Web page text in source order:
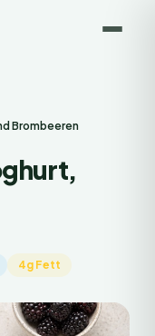
Brombeeren
4g Fett